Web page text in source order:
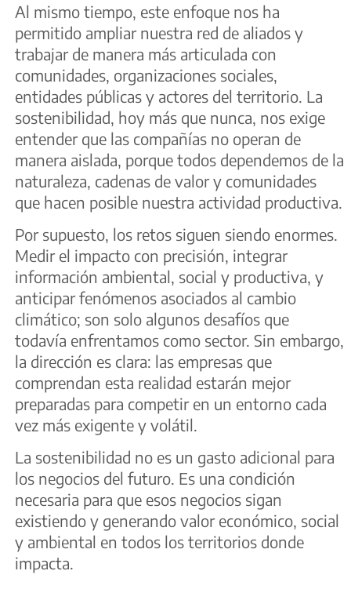
Al mismo tiempo, este enfoque nos ha
permitido ampliar nuestra red de aliados y
trabajar de manera más articulada con
comunidades, organizaciones sociales,
entidades públicas y actores del territorio. La
sostenibilidad, hoy más que nunca, nos exige
entender que las compañías no operan de
manera aislada, porque todos dependemos de la
naturaleza, cadenas de valor y comunidades
que hacen posible nuestra actividad productiva.
Por supuesto, los retos siguen siendo enormes.
Medir el impacto con precisión, integrar
información ambiental, social y productiva, y
anticipar fenómenos asociados al cambio
climático; son solo algunos desafíos que
todavía enfrentamos como sector. Sin embargo,
la dirección es clara: las empresas que
comprendan esta realidad estarán mejor
preparadas para competir en un entorno cada
vez más exigente y volátil.
La sostenibilidad no es un gasto adicional para
los negocios del futuro. Es una condición
necesaria para que esos negocios sigan
existiendo y generando valor económico, social
y ambiental en todos los territorios donde
impacta.